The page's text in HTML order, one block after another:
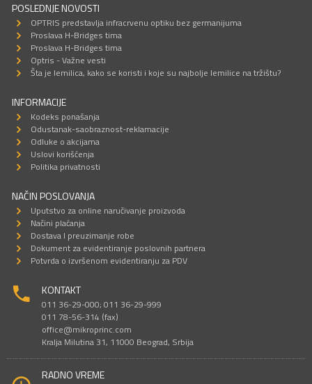
POSLEDNJE NOVOSTI
OPTRIS predstavlja infracrvenu optiku bez germanijuma
Proslava H-Bridges tima
Proslava H-Bridges tima
Optris - Važne vesti
Šta je lemilica, kako se koristi i koje su najbolje lemilice na tržištu?
INFORMACIJE
Kodeks ponašanja
Odustanak-saobraznost-reklamacije
Odluke o akcijama
Uslovi korišćenja
Politika privatnosti
NAČIN POSLOVANJA
Uputstvo za online naručivanje proizvoda
Načini plaćanja
Dostava I preuzimanje robe
Dokument za evidentiranje poslovnih partnera
Potvrda o izvršenom evidentiranju za PDV
KONTAKT
011 36-29-000; 011 36-29-999
011 78-56-314 (fax)
office@mikroprinc.com
Kralja Milutina 31, 11000 Beograd, Srbija
RADNO VREME